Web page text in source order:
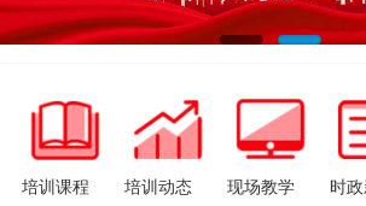
培训课程 培训动态 现场教学 时